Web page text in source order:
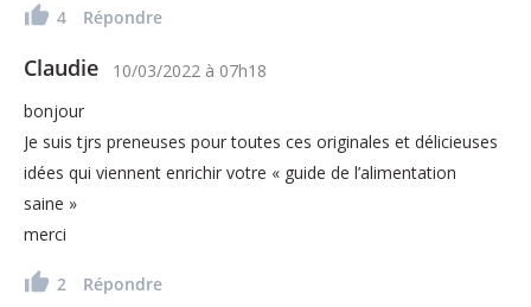
4 Répondre
Claudie 10/03/2022 à 07h18
bonjour
Je suis tjrs preneuses pour toutes ces originales et délicieuses
idées qui viennent enrichir votre « guide de l’alimentation
saine »
merci
2 Répondre